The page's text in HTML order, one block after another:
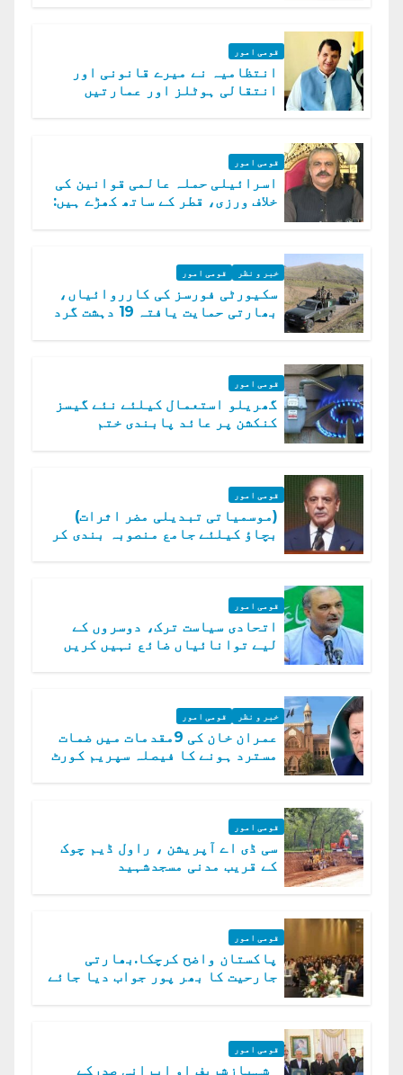
قومی امور
انتظامیہ نے میرے قانونی اور
انتقالی ہوٹلز اور عمارتیں
قومی امور
اسرائیلی حملہ عالمی قوانین کی
خلاف ورزی، قطر کے ساتھ کھڑے ہیں:
خبر و نظر قومی امور
سکیورٹی فورسز کی کارروائیاں،
بھارتی حمایت یافتہ 19 دہشت گرد
قومی امور
گھریلو استعمال کیلئے نئے گیسز
کنکشن پر عائد پابندی ختم
قومی امور
(موسمیاتی تبدیلی مضر اثرات)
بچاؤ کیلئے جامع منصوبہ بندی کر
قومی امور
اتحادی سیاست ترک، دوسروں کے
لیے توانائیاں ضائع نہیں کریں
خبر و نظر قومی امور
عمران خان کی 9مقدمات میں ضمات
مسترد ہونے کا فیصلہ سپریم کورٹ
قومی امور
سی ڈی اے آپریشن ، راول ڈیم چوک
کے قریب مدنی مسجدشہید
قومی امور
پاکستان واضح کرچکا.بھارتی
جارحیت کا بھر پور جواب دیا جائے
قومی امور
شہبازشریف او ایرانی صدرکے